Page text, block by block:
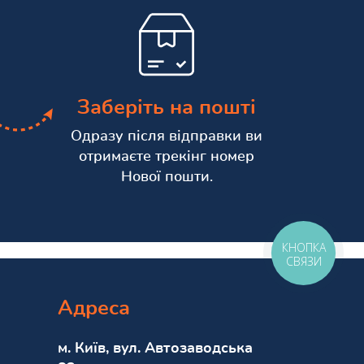
Заберіть на пошті
Одразу після відправки ви
отримаєте трекінг номер
Нової пошти.
Адреса
м. Київ, вул. Автозаводська
КНОПКА
СВЯЗИ